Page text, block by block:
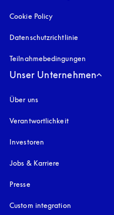
Cookie Policy
Datenschutzrichtlinie
Teilnahmebedingungen
Unser Unternehmen
Über uns
Verantwortlichkeit
Investoren
Jobs & Karriere
Presse
Custom integration